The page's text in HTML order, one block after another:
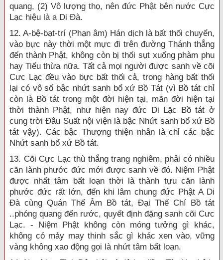
quang, (2) Vô lượng thọ, nên đức Phật bên nước Cực
Lạc hiệu là a Di Đà.
12. A-bệ-bạt-trí (Phạn âm) Hán dịch là bất thối chuyển,
vào bực này thời một mực đi trên đường Thánh thẳng
đến thành Phật, không còn bị thối sụt xuống phàm phu
hay Tiểu thừa nữa. Tất cả mọi người được sanh về cõi
Cưc Lạc đều vào bực bất thối cả, trong hàng bất thối
lại có vô số bậc nhứt sanh bổ xứ Bồ Tát (vì Bồ tát chỉ
còn là Bồ tát trong một đời hiện tại, mãn đời hiện tại
thời thành Phật, như hiện nay đức Di Lặc Bồ tát ở
cung trời Đâu Suất nội viện là bậc Nhứt sanh bổ xứ Bồ
tát vậy). Các bậc Thượng thiện nhân là chỉ các bậc
Nhứt sanh bổ xứ Bồ tát.
13. Cõi Cực Lạc thù thắng trang nghiêm, phải có nhiều
căn lành phước đức mới được sanh về đó. Niệm Phật
được nhất tâm bất loạn thời là thành tựu căn lành
phước đức rất lớn, đến khi lâm chung đức Phật A Di
Đà cùng Quán Thế Âm Bồ tát, Đại Thế Chí Bồ tát
..phóng quang đến rước, quyết định đặng sanh cõi Cưc
Lạc. - Niệm Phật không còn móng tưởng gì khác,
không có mảy may thinh sắc gì khác xen vào, vững
vàng không xao động gọi là nhứt tâm bất loạn.